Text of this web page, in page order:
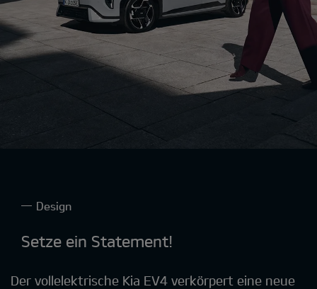
Design
Setze ein Statement!
Der vollelektrische Kia EV4 verkörpert eine neue